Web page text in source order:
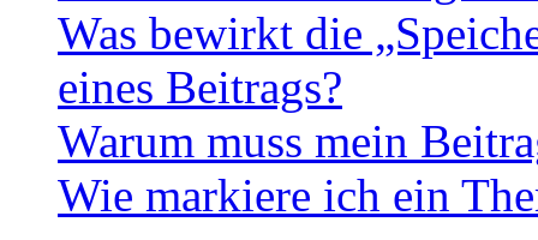
Was bewirkt die
eines Beitrags?
Warum muss mein
Wie markiere ich ein